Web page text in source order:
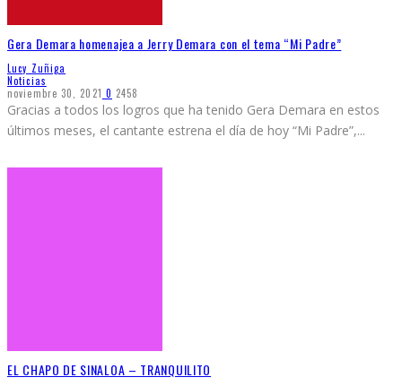
Gera Demara homenajea a Jerry Demara con el tema “Mi Padre”
Lucy Zuñiga
Noticias
noviembre 30, 2021 0 2458
Gracias a todos los logros que ha tenido Gera Demara en estos
últimos meses, el cantante estrena el día de hoy “Mi Padre”,...
EL CHAPO DE SINALOA – TRANQUILITO